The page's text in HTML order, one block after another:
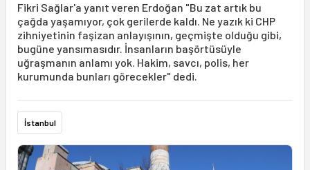
Fikri Sağlar'a yanıt veren Erdoğan "Bu zat artık bu
çağda yaşamıyor, çok gerilerde kaldı. Ne yazık ki CHP
zihniyetinin faşizan anlayışının, geçmişte olduğu gibi,
bugüne yansımasıdır. İnsanların başörtüsüyle
uğraşmanın anlamı yok. Hakim, savcı, polis, her
kurumunda bunları görecekler" dedi.
İstanbul